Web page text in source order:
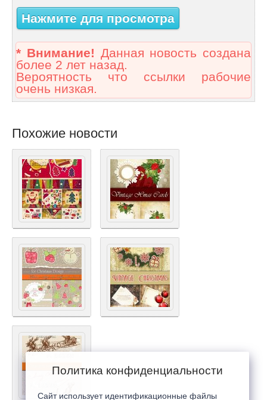
Нажмите для просмотра
* Внимание! Данная новость создана
более 2 лет назад.
Вероятность что ссылки рабочие
очень низкая.
Похожие новости
Политика конфиденциальности
Сайт использует идентификационные файлы